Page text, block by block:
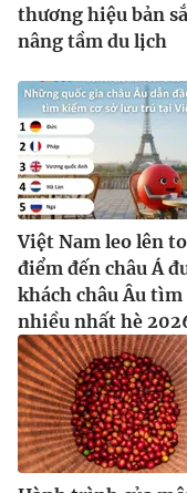
thương hiệu bản
nâng tầm du lịch
Việt Nam leo lên
điểm đến châu Á
khách châu Âu
nhiều nhất hè